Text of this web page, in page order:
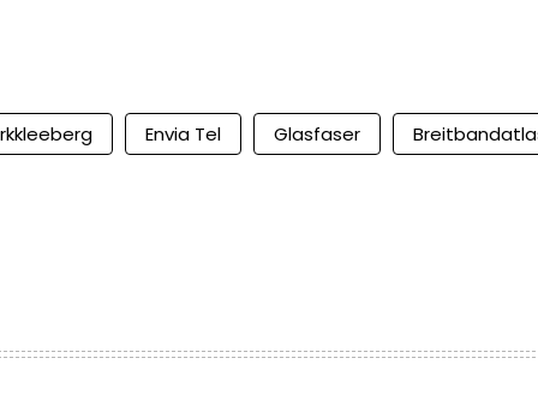
Envia Tel Glasfaser